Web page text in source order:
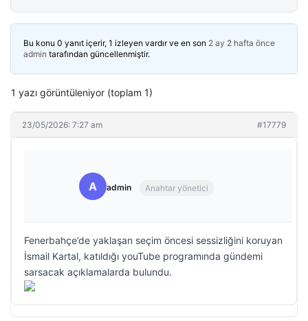
Bu konu 0 yanıt içerir, 1 izleyen vardır ve en son 2 ay 2 hafta önce
admin tarafından güncellenmiştir.
1 yazı görüntüleniyor (toplam 1)
23/05/2026: 7:27 am #17779
A admin Anahtar yönetici
Fenerbahçe’de yaklaşan seçim öncesi sessizliğini koruyan
İsmail Kartal, katıldığı youTube programında gündemi
sarsacak açıklamalarda bulundu.